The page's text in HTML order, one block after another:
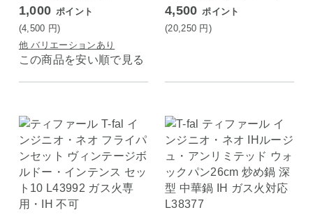
1,000 ポイント
(4,500 円)
他 バリエーションあり
この商品を安い順で見る
食洗機対応
4,500 ポイント
(20,250 円)